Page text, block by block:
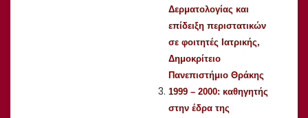
Δερματολογίας και
επίδειξη περιστατικών
σε φοιτητές Ιατρικής,
Δημοκρίτειο
Πανεπιστήμιο Θράκης
1999 – 2000: καθηγητής
στην έδρα της